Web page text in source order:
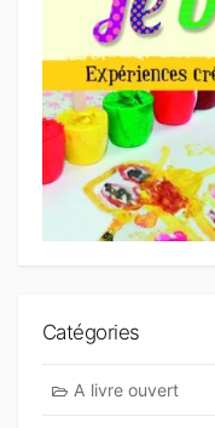
Catégories
A livre ouvert